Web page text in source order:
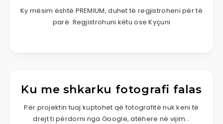
Ky mësim është PREMIUM, duhet të regjistroheni për të
parë. Regjistrohuni këtu ose Kyçuni
Ku me shkarku fotografi falas
Për projektin tuaj kuptohet që fotografitë nuk keni të
drejt ti përdorni nga Google, atëhere në vijim…